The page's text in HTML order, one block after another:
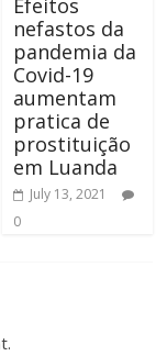
Efeitos
nefastos da
pandemia da
Covid-19
aumentam
pratica de
prostituição
em Luanda
July 13, 2021
0